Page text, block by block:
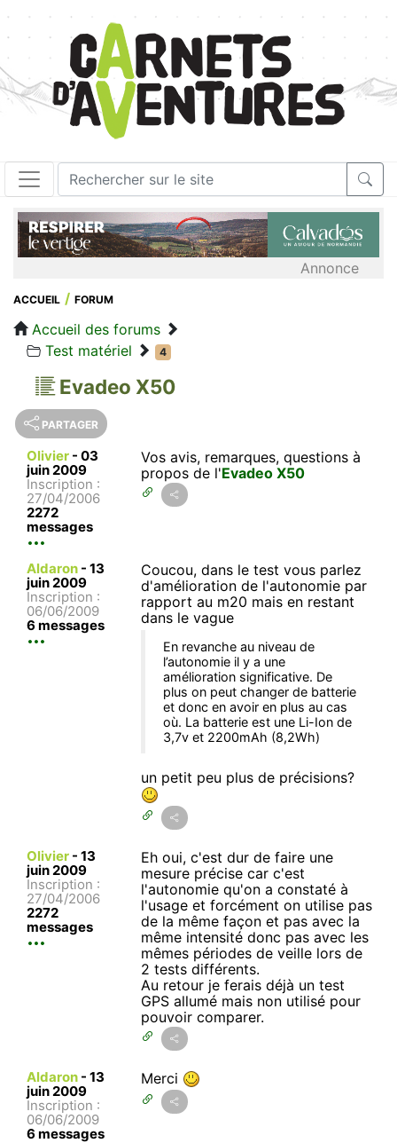
Annonce
ACCUEIL FORUM
Accueil des forums
Test matériel
4
Evadeo X50
PARTAGER
Olivier - 03
juin 2009
Inscription :
27/04/2006
2272
messages
Vos avis, remarques, questions à
propos de l'Evadeo X50
Aldaron - 13
juin 2009
Inscription :
06/06/2009
6 messages
Coucou, dans le test vous parlez
d'amélioration de l'autonomie par
rapport au m20 mais en restant
dans le vague
En revanche au niveau de
l’autonomie il y a une
amélioration significative. De
plus on peut changer de batterie
et donc en avoir en plus au cas
où. La batterie est une Li-Ion de
3,7v et 2200mAh (8,2Wh)
un petit peu plus de précisions?
Olivier - 13
juin 2009
Inscription :
27/04/2006
2272
messages
Eh oui, c'est dur de faire une
mesure précise car c'est
l'autonomie qu'on a constaté à
l'usage et forcément on utilise pas
de la même façon et pas avec la
même intensité donc pas avec les
mêmes périodes de veille lors de
2 tests différents.
Au retour je ferais déjà un test
GPS allumé mais non utilisé pour
pouvoir comparer.
Aldaron - 13
juin 2009
Inscription :
06/06/2009
6 messages
Merci